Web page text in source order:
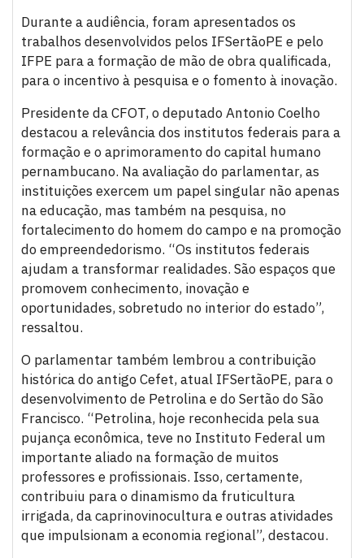
Durante a audiência, foram apresentados os
trabalhos desenvolvidos pelos IFSertãoPE e pelo
IFPE para a formação de mão de obra qualificada,
para o incentivo à pesquisa e o fomento à inovação.
Presidente da CFOT, o deputado Antonio Coelho
destacou a relevância dos institutos federais para a
formação e o aprimoramento do capital humano
pernambucano. Na avaliação do parlamentar, as
instituições exercem um papel singular não apenas
na educação, mas também na pesquisa, no
fortalecimento do homem do campo e na promoção
do empreendedorismo. “Os institutos federais
ajudam a transformar realidades. São espaços que
promovem conhecimento, inovação e
oportunidades, sobretudo no interior do estado”,
ressaltou.
O parlamentar também lembrou a contribuição
histórica do antigo Cefet, atual IFSertãoPE, para o
desenvolvimento de Petrolina e do Sertão do São
Francisco. “Petrolina, hoje reconhecida pela sua
pujança econômica, teve no Instituto Federal um
importante aliado na formação de muitos
professores e profissionais. Isso, certamente,
contribuiu para o dinamismo da fruticultura
irrigada, da caprinovinocultura e outras atividades
que impulsionam a economia regional”, destacou.